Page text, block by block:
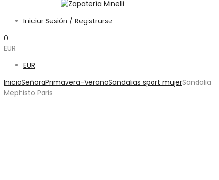
Iniciar Sesión / Registrarse
0
EUR
EUR
InicioSeñoraPrimavera-VeranoSandalias sport mujerSandalia
Mephisto Paris